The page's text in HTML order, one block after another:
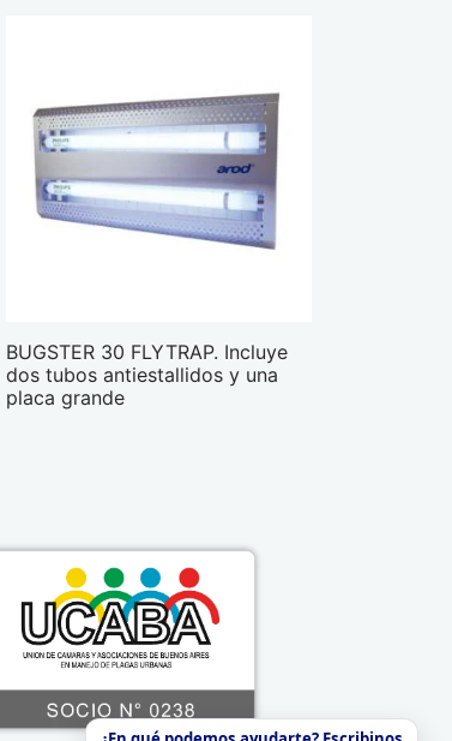
BUGSTER 30 FLYTRAP. Incluye
dos tubos antiestallidos y una
placa grande